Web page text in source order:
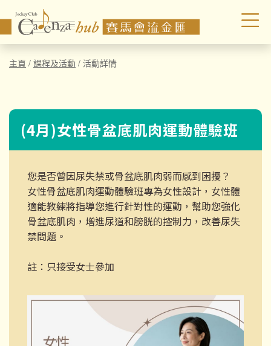
主頁 / 課程及活動 / 活動詳情
(4月)女性骨盆底肌肉運動體驗班
您是否曾因尿失禁或骨盆底肌肉弱而感到困擾？
女性骨盆底肌肉運動體驗班專為女性設計，女性體
適能教練將指導您進行針對性的運動，幫助您強化
骨盆底肌肉，增進尿道和膀胱的控制力，改善尿失
禁問題。
註：只接受女士參加